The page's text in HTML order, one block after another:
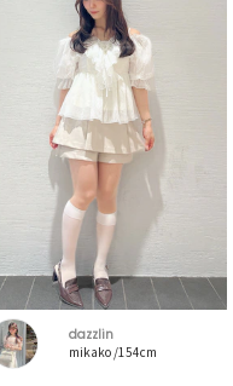
dazzlin
mikako /154cm